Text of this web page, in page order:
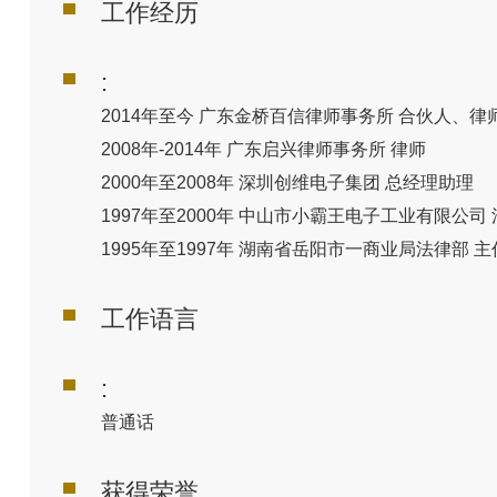
工作经历
:
2014年至今 广东金桥百信律师事务所 合伙人、律
2008年-2014年 广东启兴律师事务所 律师
2000年至2008年 深圳创维电子集团 总经理助理
1997年至2000年 中山市小霸王电子工业有限公司
1995年至1997年 湖南省岳阳市一商业局法律部 主
工作语言
:
普通话